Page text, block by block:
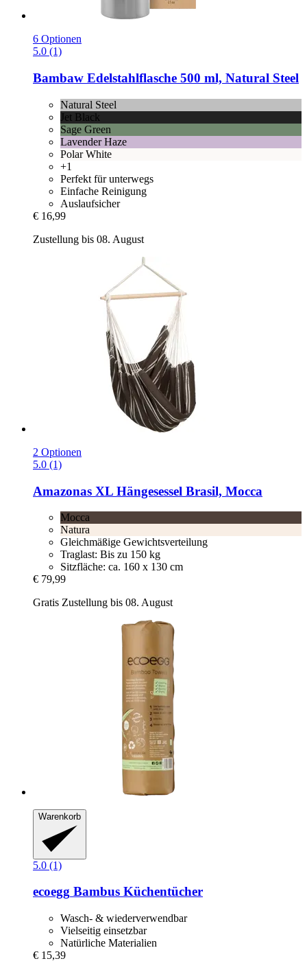
6 Optionen
5.0 (1)
Bambaw Edelstahlflasche 500 ml, Natural Steel
Natural Steel
Jet Black
Sage Green
Lavender Haze
Polar White
+1
Perfekt für unterwegs
Einfache Reinigung
Auslaufsicher
€ 16,99
Zustellung bis 08. August
2 Optionen
5.0 (1)
Amazonas XL Hängesessel Brasil, Mocca
Mocca
Natura
Gleichmäßige Gewichtsverteilung
Traglast: Bis zu 150 kg
Sitzfläche: ca. 160 x 130 cm
€ 79,99
Gratis Zustellung bis 08. August
Warenkorb
5.0 (1)
ecoegg Bambus Küchentücher
Wasch- & wiederverwendbar
Vielseitig einsetzbar
Natürliche Materialien
€ 15,39